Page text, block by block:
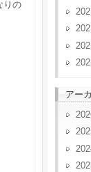
りの
アー